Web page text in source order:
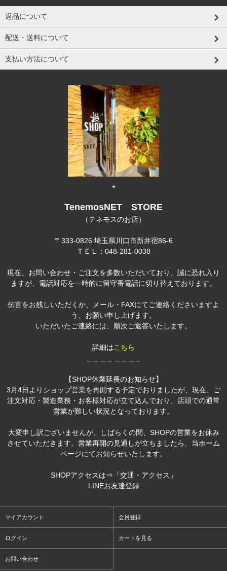
返品について
配送・送料について
支払い方法について
*
TenemosNET STORE
（テネモスのお店）
〒333-0826 埼玉県川口市新井宿86-6
ＴＥＬ：048-281-0038
現在、お問い合わせ・ご注文を多数いただいており、誠に恐れ入り
ますが、電話対応を一時的に留守番電話に切り替えております。
伝言をお残しいただくか、メール・FAXにてご連絡くださいますよ
う、お願い申し上げます。
いただいたご連絡には、順次ご返答いたします。
詳細はこちら
【SHOP休業延長のお知らせ】
3月4日よりショップ営業を再開する予定でおりましたが、現在、ご
注文対応・製造業務・お客様対応が立て込んでおり、店頭での通常
営業が難しい状況となっております。
大変申し訳ございませんが、しばらくの間、SHOPの営業をお休み
させていただきます。営業再開の見通しが立ちましたら、当ホーム
ページにてお知らせいたします。
SHOPアクセスは⇒ 「交通・アクセス」
LINEお友達登録
マイアカウント 会員登録
ログイン カートを見る
お問い合わせ